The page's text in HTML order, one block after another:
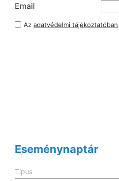
Email
Az adatvédelmi tájékoztatóban
Eseménynaptár
Típus